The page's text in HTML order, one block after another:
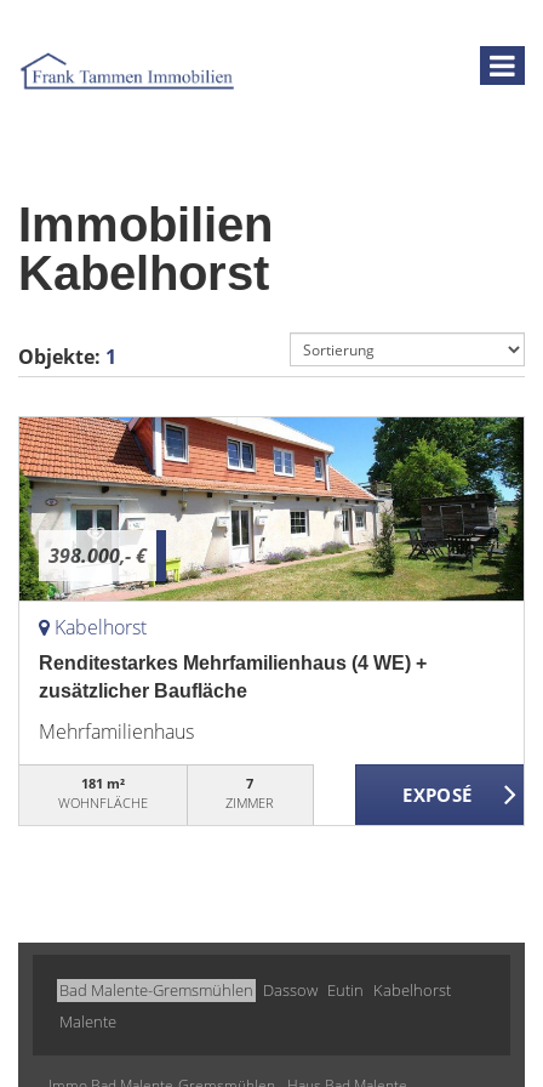
Immobilien
Kabelhorst
Objekte: 1
398.000,- €
Kabelhorst
Renditestarkes Mehrfamilienhaus (4 WE) +
zusätzlicher Baufläche
Mehrfamilienhaus
181 m²
WOHNFLÄCHE
7
ZIMMER
Bad Malente-Gremsmühlen Dassow Eutin Kabelhorst
Malente